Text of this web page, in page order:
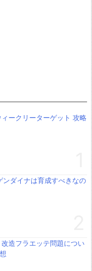
ークリーターゲット 攻略
ンダイナは育成すべきなの
改造フラエッテ問題につい